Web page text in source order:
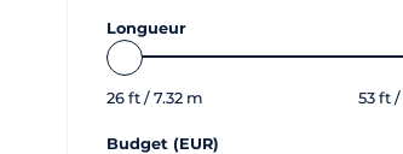
Longueur
26 ft / 7.32 m 53 ft /
Budget (EUR)